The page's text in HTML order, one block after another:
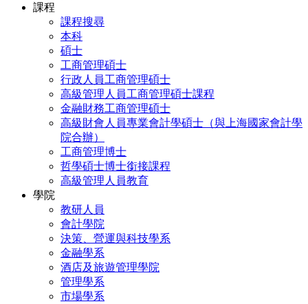
課程
課程搜尋
本科
碩士
工商管理碩士
行政人員工商管理碩士
高級管理人員工商管理碩士課程
金融財務工商管理碩士
高級財會人員專業會計學碩士（與上海國家會計學
院合辦）
工商管理博士
哲學碩士博士銜接課程
高級管理人員教育
學院
教研人員
會計學院
決策、營運與科技學系
金融學系
酒店及旅遊管理學院
管理學系
市場學系